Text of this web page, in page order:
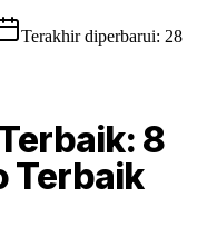
Terakhir diperbarui: 28
8
Terbaik